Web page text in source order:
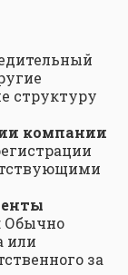
структуру
компании
: Обычно
или
за